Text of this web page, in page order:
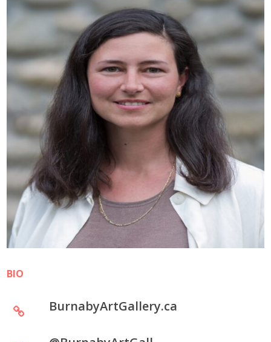
BIO
BurnabyArtGallery.ca